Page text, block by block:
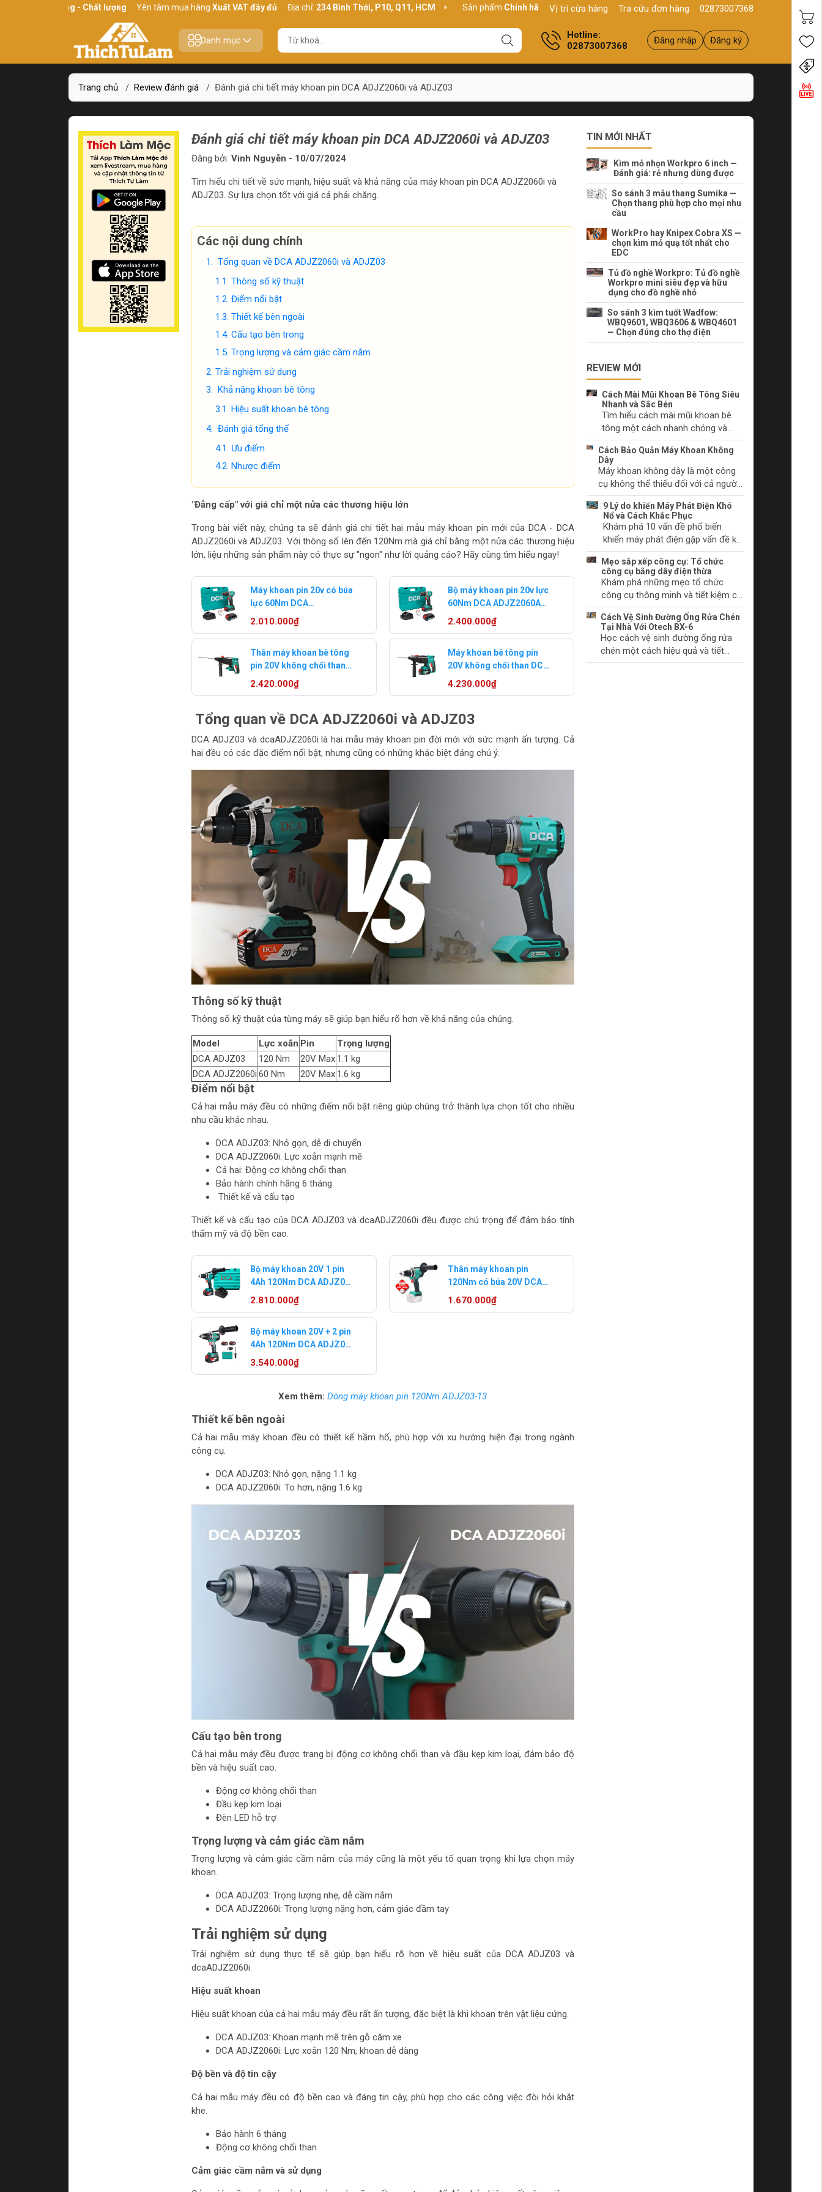
Chính hãng - Chất lượng Yên tâm mua hàngXuất VAT đầy đủ Địa chỉ: 234 Bình Thới, P10, Q11, HCM Sản phẩmChính hãng - Chất lượng Yên tâm mua hàngXuất VAT đầy đủ Địa chỉ:
Vị trí cừa hàng Tra cứu đơn hàng 02873007368
Danh mục
Hotline:
02873007368
Đăng nhập Đăng ký
Trang chủ / Review đánh giá / Đánh giá chi tiết máy khoan pin DCA ADJZ2060i và ADJZ03
Đánh giá chi tiết máy khoan pin DCA ADJZ2060i và ADJZ03
Đăng bởi: Vinh Nguyễn - 10/07/2024
Tìm hiểu chi tiết về sức mạnh, hiệu suất và khả năng của máy khoan pin DCA ADJZ2060i và
ADJZ03. Sự lựa chọn tốt với giá cả phải chăng.
Các nội dung chính
Tổng quan về DCA ADJZ2060i và ADJZ03
Thông số kỹ thuật
Điểm nổi bật
Thiết kế bên ngoài
Cấu tạo bên trong
Trọng lượng và cảm giác cầm nắm
Trải nghiệm sử dụng
Khả năng khoan bê tông
Hiệu suất khoan bê tông
Đánh giá tổng thể
Ưu điểm
Nhược điểm
"Đẳng cấp" với giá chỉ một nửa các thương hiệu lớn
Trong bài viết này, chúng ta sẽ đánh giá chi tiết hai mẫu máy khoan pin mới của DCA - DCA
ADJZ2060i và ADJZ03. Với thông số lên đến 120Nm mà giá chỉ bằng một nửa các thương hiệu
lớn, liệu những sản phẩm này có thực sự "ngon" như lời quảng cáo? Hãy cùng tìm hiểu ngay!
Máy khoan pin 20v có búa
lực 60Nm DCA
ADJZ2060iAM (2 pin
2.010.000₫
Bộ máy khoan pin 20v lực
60Nm DCA ADJZ2060AM
(2 pin 2 ampe)
2.400.000₫
Thân máy khoan bê tông
pin 20V không chổi than
DCA ADZC02-26Z
2.420.000₫
Máy khoan bê tông pin
20V không chổi than DCA
ADZC02-26EM
4.230.000₫
Tổng quan về DCA ADJZ2060i và ADJZ03
DCA ADJZ03 và dcaADJZ2060i là hai mẫu máy khoan pin đời mới với sức mạnh ấn tượng. Cả
hai đều có các đặc điểm nổi bật, nhưng cũng có những khác biệt đáng chú ý.
Thông số kỹ thuật
Thông số kỹ thuật của từng máy sẽ giúp bạn hiểu rõ hơn về khả năng của chúng.
Model Lực xoắn Pin
Trọng lượng
DCA ADJZ03
120 Nm 20V Max 1.1 kg
DCA ADJZ2060i 60 Nm 20V Max 1.6 kg
Điểm nổi bật
Cả hai mẫu máy đều có những điểm nổi bật riêng giúp chúng trở thành lựa chọn tốt cho nhiều
nhu cầu khác nhau.
DCA ADJZ03: Nhỏ gọn, dễ di chuyển
DCA ADJZ2060i: Lực xoắn mạnh mẽ
Cả hai: Động cơ không chổi than
Bảo hành chính hãng 6 tháng
Thiết kế và cấu tạo
Thiết kế và cấu tạo của DCA ADJZ03 và dcaADJZ2060i đều được chú trọng để đảm bảo tính
thẩm mỹ và độ bền cao.
Bộ máy khoan 20V 1 pin
4Ah 120Nm DCA ADJZ03-
13DM (1 pin 4Ah)
2.810.000₫
Thân máy khoan pin
120Nm có búa 20V DCA
ADJZ03-13Z
1.670.000₫
Bộ máy khoan 20V + 2 pin
4Ah 120Nm DCA ADJZ03-
13EM (2pin 4Ah)
3.540.000₫
Xem thêm: Dòng máy khoan pin 120Nm ADJZ03-13
Thiết kế bên ngoài
Cả hai mẫu máy khoan đều có thiết kế hầm hố, phù hợp với xu hướng hiện đại trong ngành
công cụ.
DCA ADJZ03: Nhỏ gọn, nặng 1.1 kg
DCA ADJZ2060i: To hơn, nặng 1.6 kg
Cấu tạo bên trong
Cả hai mẫu máy đều được trang bị động cơ không chổi than và đầu kẹp kim loại, đảm bảo độ
bền và hiệu suất cao.
Động cơ không chổi than
Đầu kẹp kim loại
Đèn LED hỗ trợ
Trọng lượng và cảm giác cầm nắm
Trọng lượng và cảm giác cầm nắm của máy cũng là một yếu tố quan trọng khi lựa chọn máy
khoan.
DCA ADJZ03: Trọng lượng nhẹ, dễ cầm nắm
DCA ADJZ2060i: Trọng lượng nặng hơn, cảm giác đầm tay
Trải nghiệm sử dụng
Trải nghiệm sử dụng thực tế sẽ giúp bạn hiểu rõ hơn về hiệu suất của DCA ADJZ03 và
dcaADJZ2060i.
Hiệu suất khoan
Hiệu suất khoan của cả hai mẫu máy đều rất ấn tượng, đặc biệt là khi khoan trên vật liệu cứng.
DCA ADJZ03: Khoan mạnh mẽ trên gỗ căm xe
DCA ADJZ2060i: Lực xoắn 120 Nm, khoan dễ dàng
Độ bền và độ tin cậy
Cả hai mẫu máy đều có độ bền cao và đáng tin cậy, phù hợp cho các công việc đòi hỏi khắt
khe.
Bảo hành 6 tháng
Động cơ không chổi than
Cảm giác cầm nắm và sử dụng
TIN MỚI NHẤT
Kìm mỏ nhọn Workpro 6 inch —
Đánh giá: rẻ nhưng dùng được
So sánh 3 mẫu thang Sumika —
Chọn thang phù hợp cho mọi nhu
cầu
WorkPro hay Knipex Cobra XS —
chọn kìm mỏ quạ tốt nhất cho
EDC
Tủ đồ nghề Workpro: Tủ đồ nghề
Workpro mini siêu đẹp và hữu
dụng cho đồ nghề nhỏ
So sánh 3 kìm tuốt Wadfow:
WBQ9601, WBQ3606 & WBQ4601
— Chọn đúng cho thợ điện
REVIEW MỚI
Cách Mài Mũi Khoan Bê Tông Siêu
Nhanh và Sắc Bén
Tìm hiểu cách mài mũi khoan bê
tông một cách nhanh chóng và
hiệu quả. Lựa chọn dụng cụ mài
phù hợp và kỹ thuật mài mũi khoan
đúng cách.
Cách Bảo Quản Máy Khoan Không
Dây
Máy khoan không dây là một công
cụ không thể thiếu đối với cả người
làm tự chọn và các chuyên gia. Hãy
tìm hiểu cách chăm sóc máy khoan
không dây của bạn để duy trì hiệu
suất và ngăn chặn sự cố trước khi
chúng bắt đầu.
9 Lý do khiến Máy Phát Điện Khó
Nổ và Cách Khắc Phục
Khám phá 10 vấn đề phổ biến
khiến máy phát điện gặp vấn đề khi
khởi động và cách khắc phục
chúng. Tìm hiểu thêm ngay!
Mẹo sắp xếp công cụ: Tổ chức
công cụ bằng dây điện thừa
Khám phá những mẹo tổ chức
công cụ thông minh và tiết kiệm chi
phí với dây điện thừa. Biến không
gian làm việc của bạn trở nên gọn
gàng và khoa học.
Cách Vệ Sinh Đường Ống Rửa Chén
Tại Nhà Với Otech BX-6
Học cách vệ sinh đường ống rửa
chén một cách hiệu quả và tiết
kiệm thời gian tại nhà với sản phẩm